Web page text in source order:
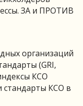
ЗА и ПРОТИВ
организаций
(GRI,
КСО
стандарты КСО в